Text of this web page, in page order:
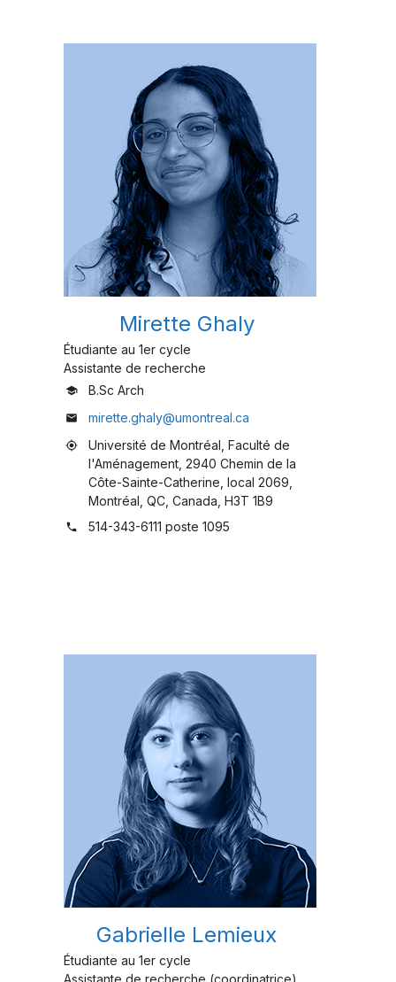
Mirette Ghaly
Étudiante au 1er cycle
Assistante de recherche
school B.Sc Arch
mail mirette.ghaly@umontreal.ca
my_location
Université de Montréal, Faculté de
l'Aménagement, 2940 Chemin de la
Côte-Sainte-Catherine, local 2069,
Montréal, QC, Canada, H3T 1B9
phone 514-343-6111 poste 1095
Gabrielle Lemieux
Étudiante au 1er cycle
Assistante de recherche (coordinatrice)